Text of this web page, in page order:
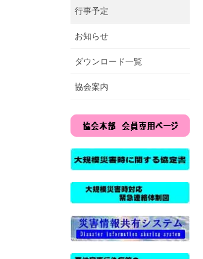
行事予定
お知らせ
ダウンロード一覧
協会案内